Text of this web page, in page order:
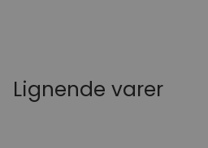
Lignende varer